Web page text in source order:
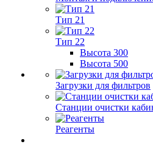
Тип 21
Тип 22
Высота 300
Высота 500
Загрузки для фильтров
Станции очистки
Реагенты